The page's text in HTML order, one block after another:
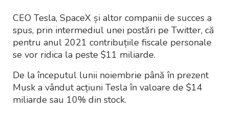
CEO Tesla, SpaceX și altor companii de succes a
spus, prin intermediul unei postări pe Twitter, că
pentru anul 2021 contribuțiile fiscale personale
se vor ridica la peste $11 miliarde.
De la începutul lunii noiembrie până în prezent
Musk a vândut acțiuni Tesla în valoare de $14
miliarde sau 10% din stock.